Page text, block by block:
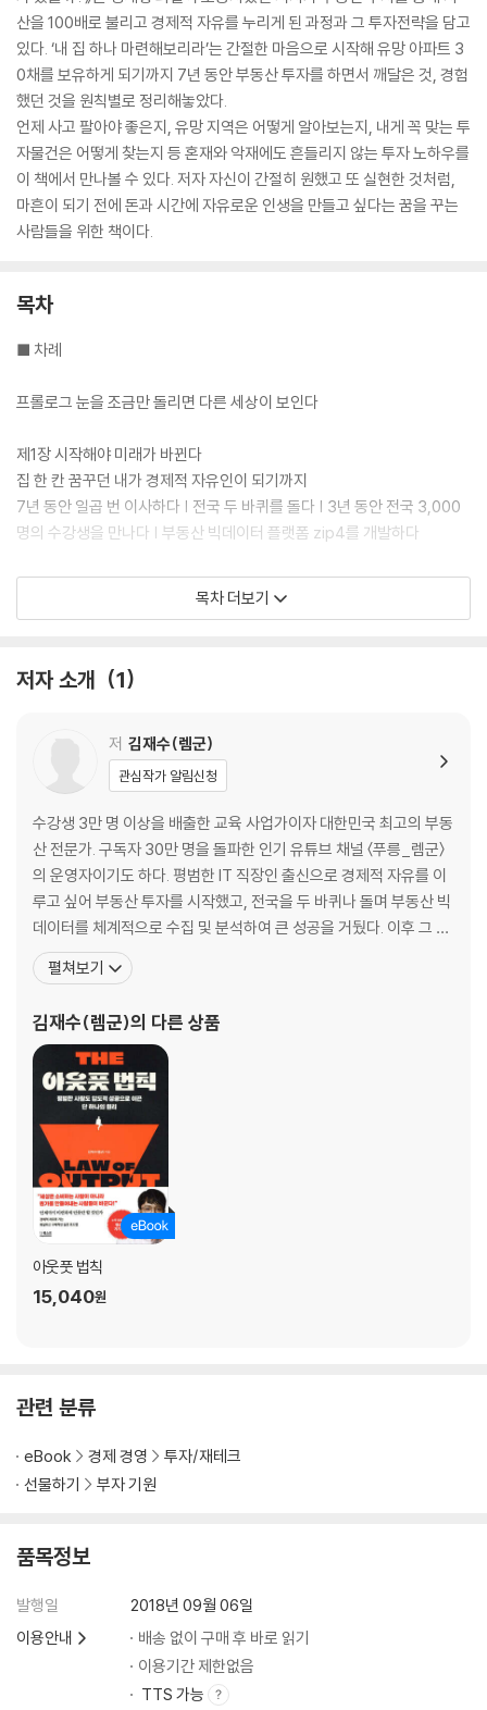
산을 100배로 불리고 경제적 자유를 누리게 된 과정과 그 투자전략을 담고
있다. ‘내 집 하나 마련해보리라’는 간절한 마음으로 시작해 유망 아파트 3
0채를 보유하게 되기까지 7년 동안 부동산 투자를 하면서 깨달은 것, 경험
했던 것을 원칙별로 정리해놓았다.
언제 사고 팔아야 좋은지, 유망 지역은 어떻게 알아보는지, 내게 꼭 맞는 투
자물건은 어떻게 찾는지 등 혼재와 악재에도 흔들리지 않는 투자 노하우를
이 책에서 만나볼 수 있다. 저자 자신이 간절히 원했고 또 실현한 것처럼,
마흔이 되기 전에 돈과 시간에 자유로운 인생을 만들고 싶다는 꿈을 꾸는
사람들을 위한 책이다.
목차
■ 차례
프롤로그 눈을 조금만 돌리면 다른 세상이 보인다
제1장 시작해야 미래가 바뀐다
집 한 칸 꿈꾸던 내가 경제적 자유인이 되기까지
7년 동안 일곱 번 이사하다 | 전국 두 바퀴를 돌다 | 3년 동안 전국 3,000
명의 수강생을 만나다 | 부동산 빅데이터 플랫폼 zip4를 개발하다
작은 세상 부동산을 통해 깨달은 것
레버리지 | 부의 시스템 | 비즈니스의 생태계와 수익구조 | 가격 상승을 결
늘 ‘하락’만 외치는 사람들
‘What’이 아니라 ‘Why’를 찾아라
생각의 틀을 바꿔라 | 어린아이의 시선으로 질문하라
당신이 해야 하는 세 가지 질문
첫째, 당신은 왜 그것(부동산 투자)을 하는가? | 둘째, 세상은 왜 그것(부
동산)을 필요로 하는가? | 셋째, 앞으로 그것(부동산)은 어떻게 진화할까?
제2장 언제 사고팔까
지금까지 대한민국 부동산 흐름은 우상향이었다 | 내 집 마련을 고민하는
사람이 반드시 알아야 할 세 가지 원칙
절대 손해 보지 않는 다섯 가지 노하우
가구소득 대비 주택 가격(PIR)을 살피자 | 오랜 기간 올랐다면 의심하자 |
4년간 상승률 40퍼센트 이상이라면 주의하자 | 매매가와 전세가가 꾸준
히 상승한 후, 매매가만 줄곧 상승하는 경우 | 대형 평형, 주상복합, 나홀로
아파트의 오름 여부를 체크하라
부동산 하락 신호, 남보다 일찍 알아채려면
미분양이 증가하기 시작한다 | 입지가 좋은 곳에도 청약경쟁률이 저조해
사이클을 알면 고점에서 사도 걱정이 없다
부동산의 사이클 | 진입 시점별 최적의 대처법
매매가와 전세가를 활용하자
첫 번째, 매매가는 하락하지만 전세가는 상승할 때 | 두 번째, 매매가와 전
때 | 네 번째, 매매가와 전세가가 정체될 때 | 부동산 사이클에 따른 상황 판
입주물량을 눈여겨보자
입주물량은 무엇이고 왜 중요한가 | 입주물량으로 무엇을 봐야 하나 | 인허
가 실적으로 입주물량 예측하기 | 입주물량 체크 시 주의사항
목차 더보기
저자 소개 1
저 김재수(렘군)
관심작가 알림신청
수강생 3만 명 이상을 배출한 교육 사업가이자 대한민국 최고의 부동
산 전문가. 구독자 30만 명을 돌파한 인기 유튜브 채널 〈푸릉_렘군〉
의 운영자이기도 하다. 평범한 IT 직장인 출신으로 경제적 자유를 이
루고 싶어 부동산 투자를 시작했고, 전국을 두 바퀴나 돌며 부동산 빅
데이터를 체계적으로 수집 및 분석하여 큰 성공을 거뒀다. 이후 그 지
식을 바탕으로 다른 사람들이 부동산으로 자산을 불릴 수 있도록 돕
는 일을 해왔다. 처음부터 그의 행보가 탄탄대로는 아니었다. 부동산
못했고, 부동산 애플리케이션을 개발했지만 그
펼쳐보기
김재수(렘군)의 다른 상품
아웃풋 법칙
15,040원
관련 분류
eBook 경제 경영
투자/재테크
선물하기
부자 기원
품목정보
발행일
2018년 09월 06일
이용안내
배송 없이 구매 후 바로 읽기
이용기간 제한없음
TTS 가능